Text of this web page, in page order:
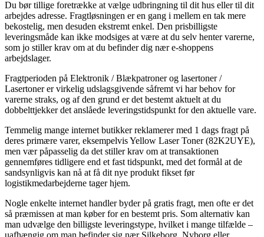
Du bør tillige foretrække at vælge udbringning til dit hus eller til dit
arbejdes adresse. Fragtløsningen er en gang i mellem en tak mere
bekostelig, men desuden ekstremt enkel. Den prisbilligste
leveringsmåde kan ikke modsiges at være at du selv henter varerne,
som jo stiller krav om at du befinder dig nær e-shoppens
arbejdslager.
Fragtperioden på Elektronik / Blækpatroner og lasertoner /
Lasertoner er virkelig udslagsgivende såfremt vi har behov for
varerne straks, og af den grund er det bestemt aktuelt at du
dobbelttjekker det anslåede leveringstidspunkt for den aktuelle vare.
Temmelig mange internet butikker reklamerer med 1 dags fragt på
deres primære varer, eksempelvis Yellow Laser Toner (82K2UYE),
men vær påpasselig da det stiller krav om at transaktionen
gennemføres tidligere end et fast tidspunkt, med det formål at de
sandsynligvis kan nå at få dit nye produkt fikset før
logistikmedarbejderne tager hjem.
Nogle enkelte internet handler byder på gratis fragt, men ofte er det
så præmissen at man køber for en bestemt pris. Som alternativ kan
man udvælge den billigste leveringstype, hvilket i mange tilfælde –
uafhængig om man befinder sig nær Silkeborg, Nyborg eller